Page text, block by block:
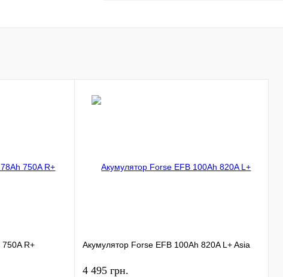
R+ Акумулятор Forse EFB 100Ah 820A L+ Asia
4 495 грн.